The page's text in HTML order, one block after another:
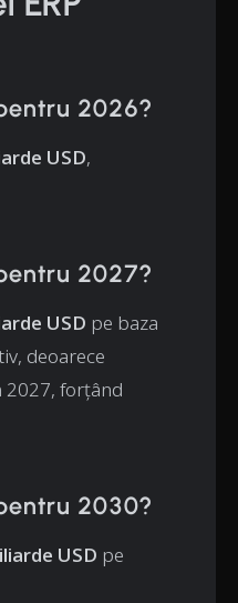
2026?
USD,
2027?
USD pe baza
deoarece
2027, forțând
2030?
USD pe